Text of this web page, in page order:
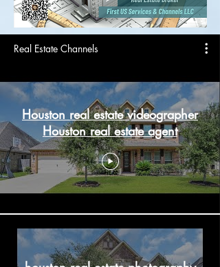
Real Estate Channels
Houston real estate videographer
Houston real estate agent